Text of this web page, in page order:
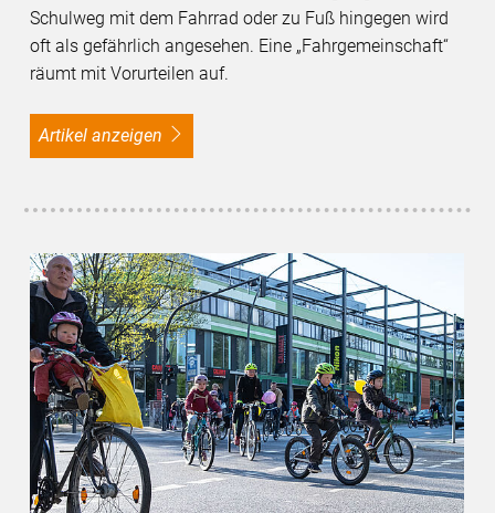
Schulweg mit dem Fahrrad oder zu Fuß hingegen wird
oft als gefährlich angesehen. Eine „Fahrgemeinschaft“
räumt mit Vorurteilen auf.
Artikel anzeigen